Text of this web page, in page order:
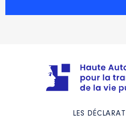
LES